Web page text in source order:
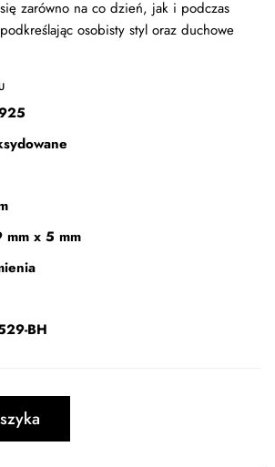
zarówno na co dzień, jak i podczas
osobisty styl oraz duchowe
mm x 5 mm
BH